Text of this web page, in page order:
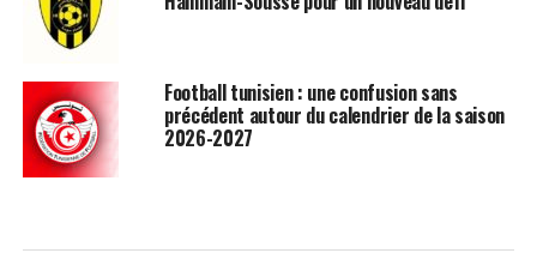
Football tunisien : une confusion sans
précédent autour du calendrier de la saison
2026-2027